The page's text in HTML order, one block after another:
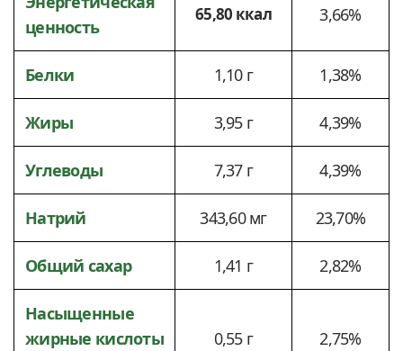
ценность
65,80 ккал 3,66%
Белки 1,10 г 1,38%
Жиры 3,95 г 4,39%
Углеводы 7,37 г 4,39%
Натрий 343,60 мг 23,70%
Общий сахар 1,41 г 2,82%
Насыщенные
жирные кислоты
0,55 г 2,75%